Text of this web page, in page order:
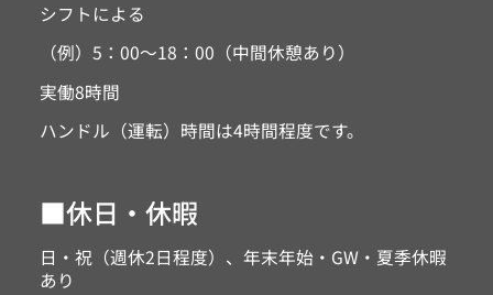
シフトによる
（例）5：00～18：00（中間休憩あり）
実働8時間
ハンドル（運転）時間は4時間程度です。
■休日・休暇
日・祝（週休2日程度）、年末年始・GW・夏季休暇
あり